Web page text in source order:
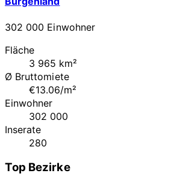
302 000 Einwohner
Fläche
3 965 km²
Ø Bruttomiete
€13.06/m²
Einwohner
302 000
Inserate
280
Top Bezirke